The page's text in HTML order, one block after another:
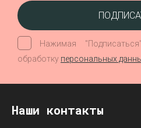
Нажимая
обработку персональных
Наши контакты